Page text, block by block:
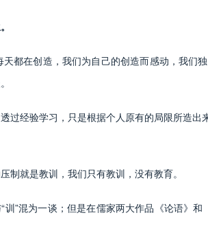
在创造，我们为自己的创造而感动，我们
经验学习，只是根据个人原有的局限所造出
就是教训，我们只有教训，没有教育。
混为一谈；但是在儒家两大作品《论语》和